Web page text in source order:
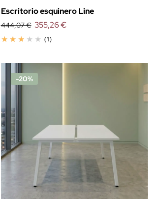
Escritorio esquinero Line
444,07 €
(1)
355,26 €
-20%